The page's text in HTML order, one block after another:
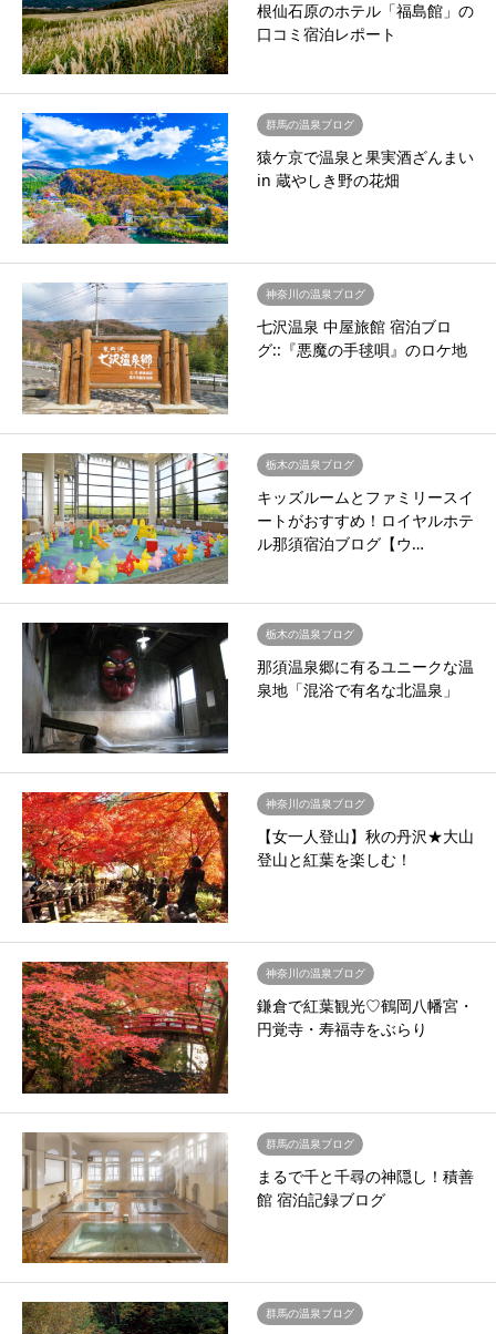
根仙石原のホテル「福島館」の
口コミ宿泊レポート
群馬の温泉ブログ
猿ケ京で温泉と果実酒ざんまい
in 蔵やしき野の花畑
神奈川の温泉ブログ
七沢温泉 中屋旅館 宿泊ブロ
グ::『悪魔の手毬唄』のロケ地
栃木の温泉ブログ
キッズルームとファミリースイ
ートがおすすめ！ロイヤルホテ
ル那須宿泊ブログ【ウ…
栃木の温泉ブログ
那須温泉郷に有るユニークな温
泉地「混浴で有名な北温泉」
神奈川の温泉ブログ
【女一人登山】秋の丹沢★大山
登山と紅葉を楽しむ！
神奈川の温泉ブログ
鎌倉で紅葉観光♡鶴岡八幡宮・
円覚寺・寿福寺をぶらり
群馬の温泉ブログ
まるで千と千尋の神隠し！積善
館 宿泊記録ブログ
群馬の温泉ブログ